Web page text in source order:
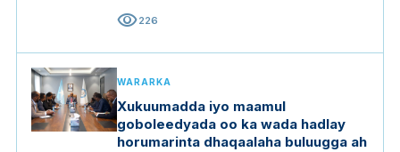
visibility226
WARARKA
Xukuumadda iyo maamul
goboleedyada oo ka wada hadlay
horumarinta dhaqaalaha buluugga ah